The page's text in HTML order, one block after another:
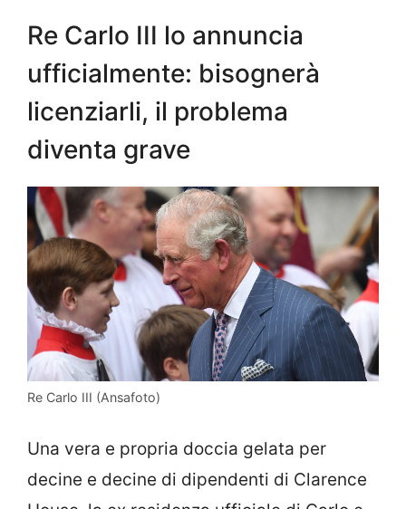
Re Carlo III lo annuncia
ufficialmente: bisognerà
licenziarli, il problema
diventa grave
Re Carlo III (Ansafoto)
Una vera e propria doccia gelata per
decine e decine di dipendenti di Clarence